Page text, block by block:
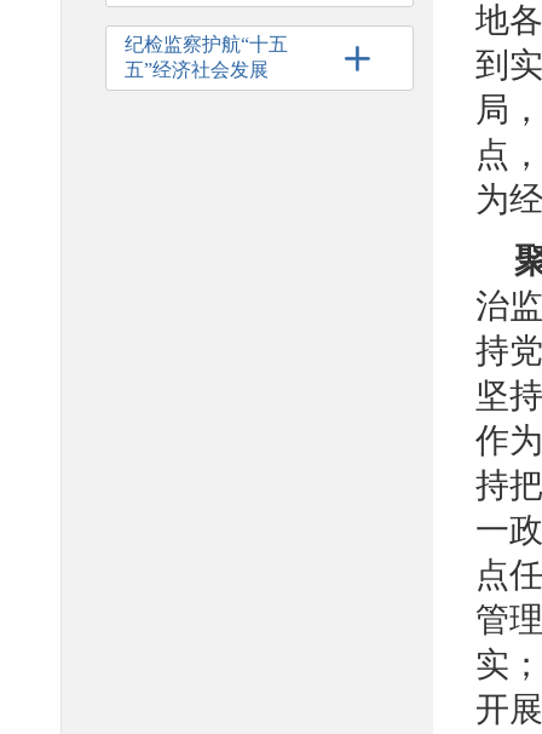
纪检监察护航“十五
五”经济社会发展
地
到
局
点
为
治
持
坚
作
持
一
点
管
实
开